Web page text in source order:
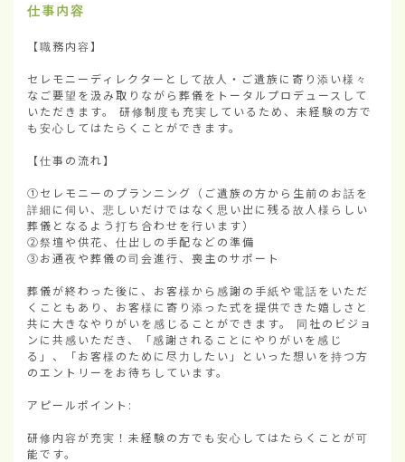
仕事内容
【職務内容】
セレモニーディレクターとして故人・ご遺族に寄り添い様々
なご要望を汲み取りながら葬儀をトータルプロデュースして
いただきます。 研修制度も充実しているため、未経験の方で
も安心してはたらくことができます。
【仕事の流れ】
①セレモニーのプランニング（ご遺族の方から生前のお話を
詳細に伺い、悲しいだけではなく思い出に残る故人様らしい
葬儀となるよう打ち合わせを行います）
②祭壇や供花、仕出しの手配などの準備
③お通夜や葬儀の司会進行、喪主のサポート
葬儀が終わった後に、お客様から感謝の手紙や電話をいただ
くこともあり、お客様に寄り添った式を提供できた嬉しさと
共に大きなやりがいを感じることができます。 同社のビジョ
ンに共感いただき、「感謝されることにやりがいを感じ
る」、「お客様のために尽力したい」といった想いを持つ方
のエントリーをお待ちしています。
アピールポイント:
研修内容が充実！未経験の方でも安心してはたらくことが可
能です。